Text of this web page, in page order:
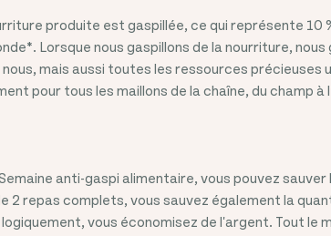
produite est gaspillée, ce qui représente 10
Lorsque nous gaspillons de la nourriture, nous
mais aussi toutes les ressources précieuses
pour tous les maillons de la chaîne, du champ à
anti-gaspi alimentaire, vous pouvez
2 repas complets, vous sauvez également la
vous économisez de l'argent. Tout le